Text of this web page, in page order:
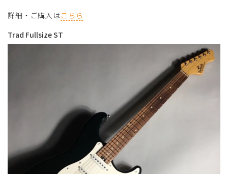
詳細・ご購入はこちら
Trad Fullsize ST